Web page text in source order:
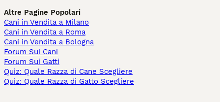
Altre Pagine Popolari
Cani in Vendita a Milano
Cani in Vendita a Roma
Cani in Vendita a Bologna
Forum Sui Cani
Forum Sui Gatti
Quiz: Quale Razza di Cane Scegliere
Quiz: Quale Razza di Gatto Scegliere